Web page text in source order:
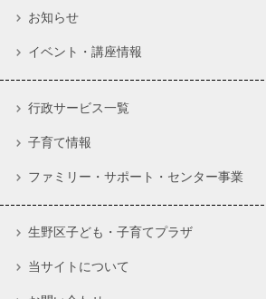
お知らせ
イベント・講座情報
行政サービス一覧
子育て情報
ファミリー・サポート・センター事業
生野区子ども・子育てプラザ
当サイトについて